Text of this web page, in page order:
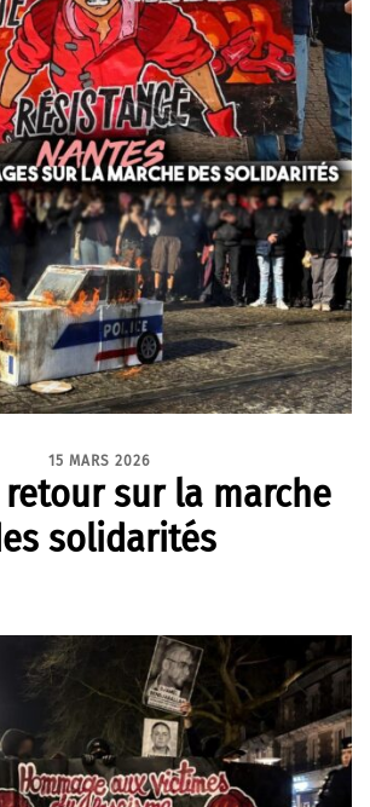
15 MARS 2026
retour sur la marche
solidarités